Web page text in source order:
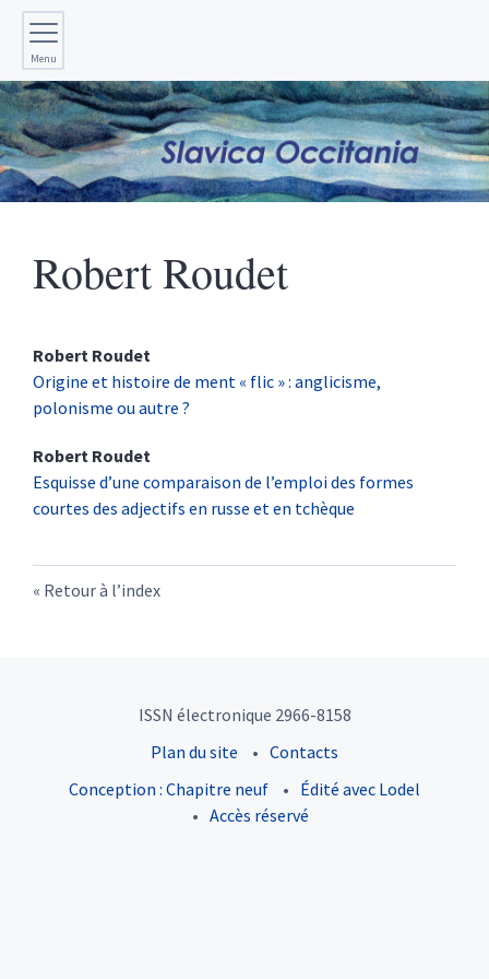
Menu
RobertRoudet
Robert Roudet
Origine et histoire de ment « flic » : anglicisme,
polonisme ou autre ?
Robert Roudet
Esquisse d’une comparaison de l’emploi des formes
courtes des adjectifs en russe et en tchèque
Retour à l’index
ISSN électronique 2966-8158
Plan du site
Contacts
Conception : Chapitre neuf
Édité avec Lodel
Accès réservé